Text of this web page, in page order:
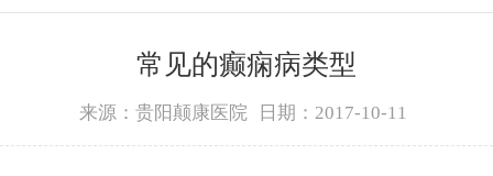
常见的癫痫病类型
来源：贵阳颠康医院 日期：2017-10-11